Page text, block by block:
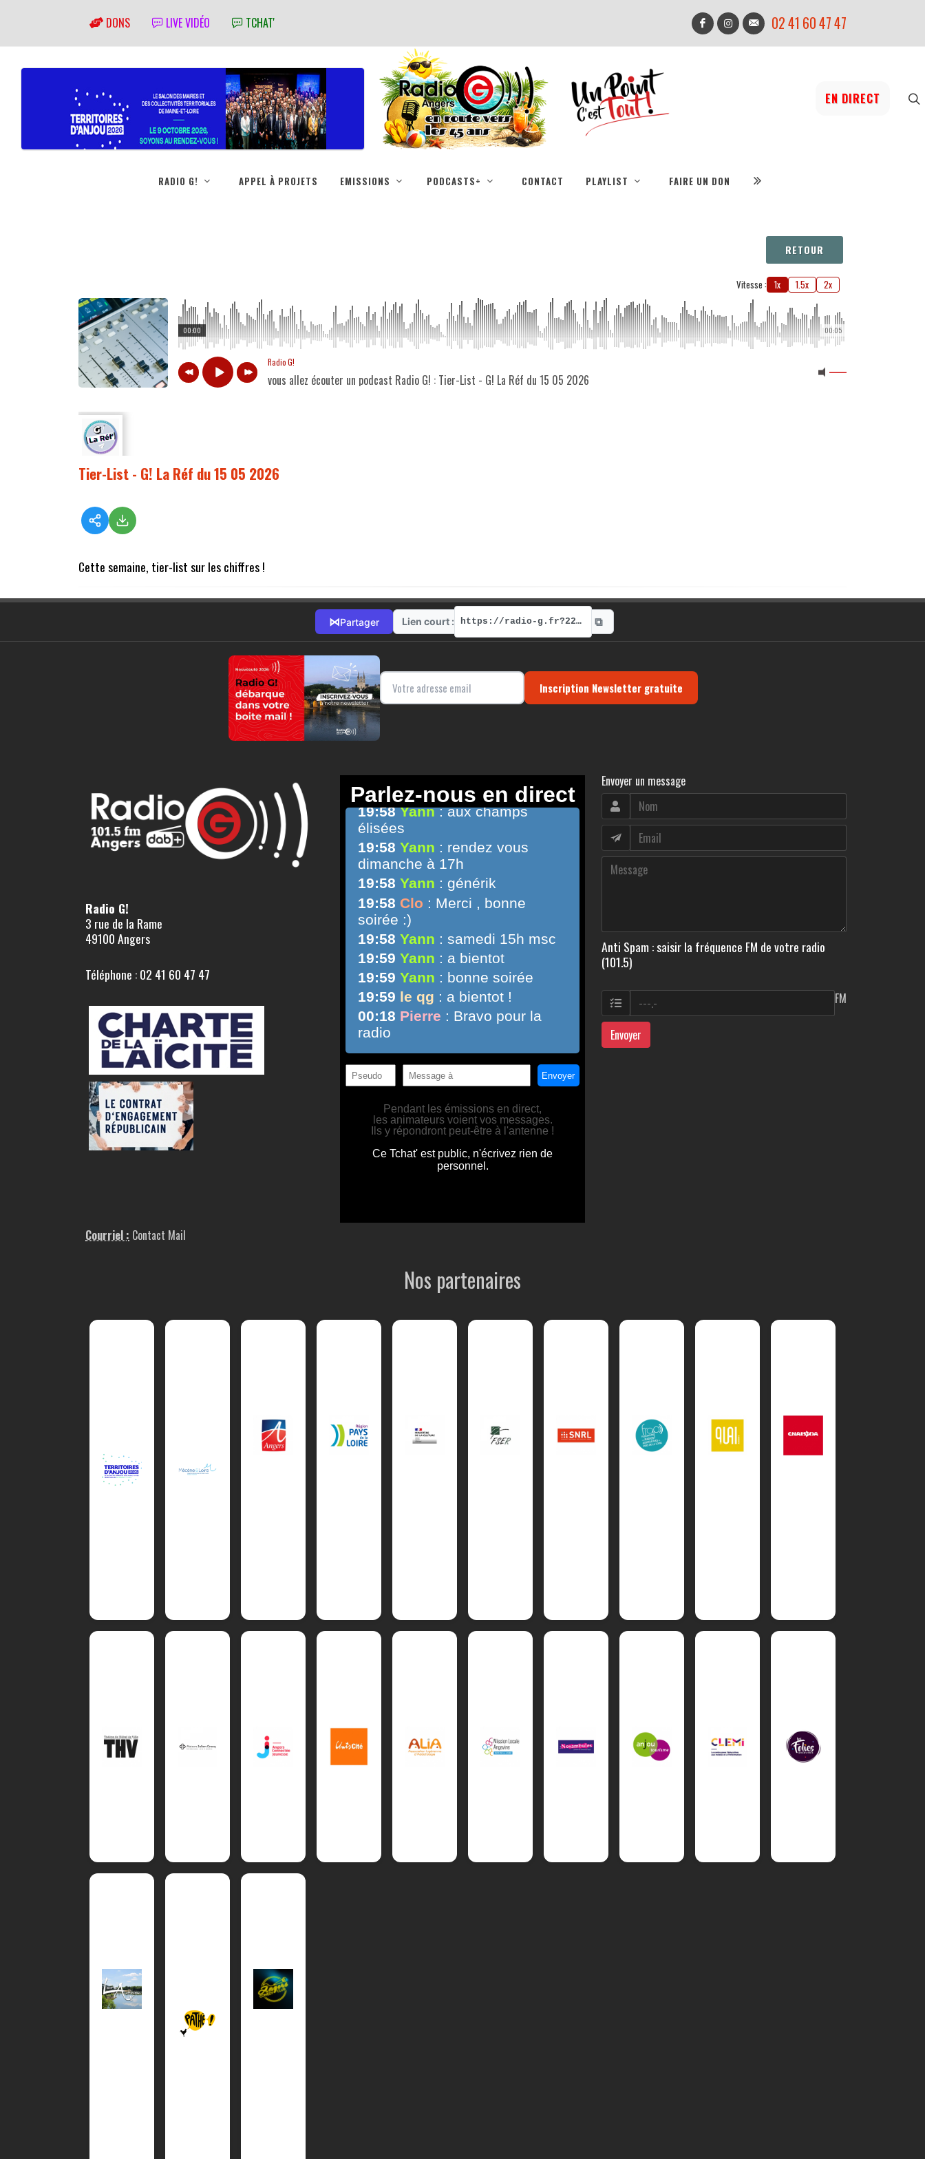
DONS LIVE VIDÉO TCHAT' 02 41 60 47 47
EN DIRECT
RADIO G! APPEL À PROJETS EMISSIONS PODCASTS+ CONTACT PLAYLIST FAIRE UN DON
RETOUR
Vitesse : 1x 1.5x 2x
00:05
00:00
Radio G!
vous allez écouter un podcast Radio G! : Tier-List - G! La Réf du 15 05 2026
Tier-List - G! La Réf du 15 05 2026
Cette semaine, tier-list sur les chiffres !
⋈Partager Lien court : https://radio-g.fr?22287 ⧉
Inscription Newsletter gratuite
Radio G!
3 rue de la Rame
49100 Angers
Téléphone : 02 41 60 47 47
Courriel : Contact Mail
Envoyer un message
Anti Spam : saisir la fréquence FM de votre radio
(101.5)
FM
Envoyer
Nos partenaires